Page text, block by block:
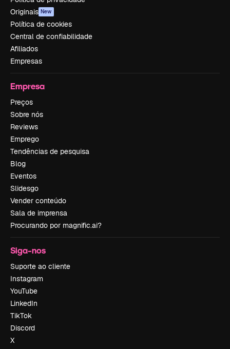
Originais New
Política de cookies
Central de confiabilidade
Afiliados
Empresas
Empresa
Preços
Sobre nós
Reviews
Emprego
Tendências de pesquisa
Blog
Eventos
Slidesgo
Vender conteúdo
Sala de imprensa
Procurando por magnific.ai?
Siga-nos
Suporte ao cliente
Instagram
YouTube
LinkedIn
TikTok
Discord
X